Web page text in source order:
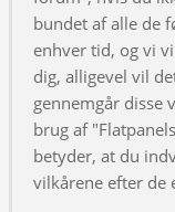
bundet af alle de
enhver tid, og vi
dig, alligevel vil
gennemgår disse
brug af
betyder, at du
vilkårene efter de